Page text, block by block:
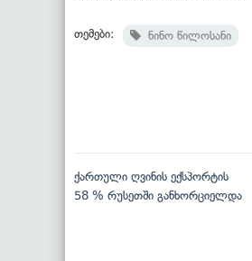
თემები: ნინო წილოსანი
ქართული ღვინის ექსპორტის
58 % რუსეთში განხორციელდა